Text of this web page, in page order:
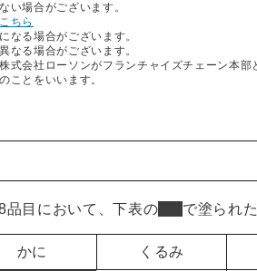
い場合がございます。
ちら
なる場合がございます。
なる場合がございます。
式会社ローソンがフランチャイズチェーン本部
ことをいいます。
品目において、下表の で塗られ
かに くるみ